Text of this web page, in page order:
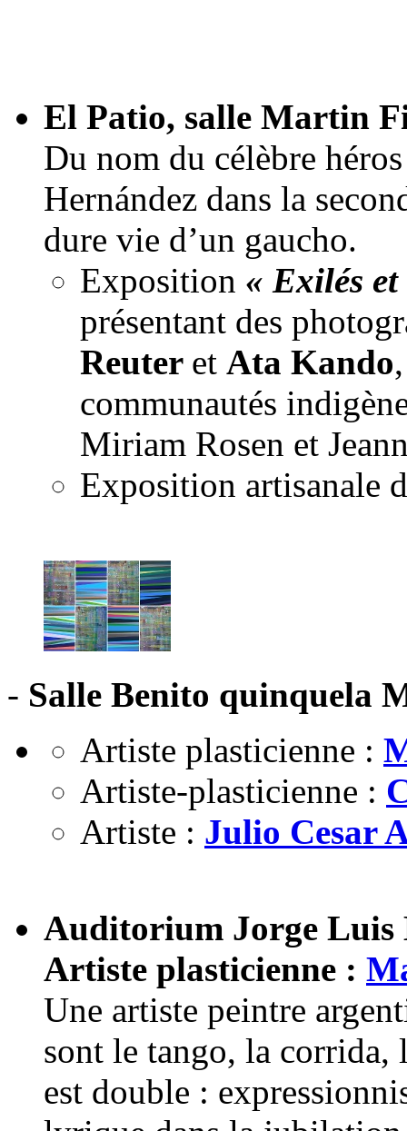
El Patio, salle Martin
Du nom du célèbre
Hernández dans la
dure vie d’un gaucho.
Exposition « Exilés
présentant des
Reuter et Ata Kando
communautés
Miriam Rosen et
Exposition artisanale
- Salle Benito quinquela
Artiste plasticienne :
Artiste-plasticienne :
Artiste : Julio Cesar
Auditorium Jorge Luis
Artiste plasticienne :
Une artiste peintre
sont le tango, la corrida,
est double :